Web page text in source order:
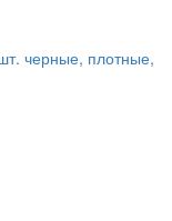
черные, плотные,